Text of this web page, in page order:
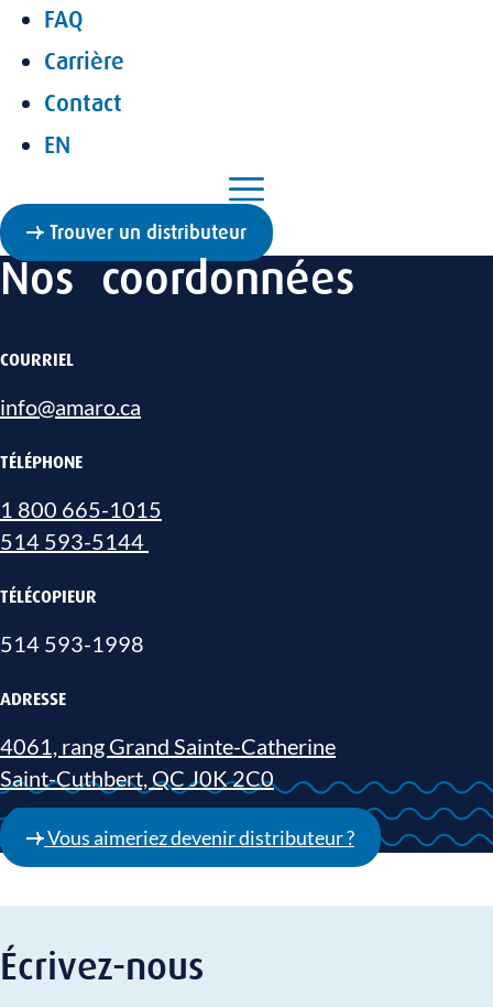
FAQ
Carrière
Contact
EN
Trouver un distributeur
Nos coordonnées
COURRIEL
info@amaro.ca
TÉLÉPHONE
1 800 665-1015
514 593-5144
TÉLÉCOPIEUR
514 593-1998
ADRESSE
4061, rang Grand Sainte-Catherine
Saint-Cuthbert, QC J0K 2C0
Vous aimeriez devenir distributeur ?
Écrivez-nous